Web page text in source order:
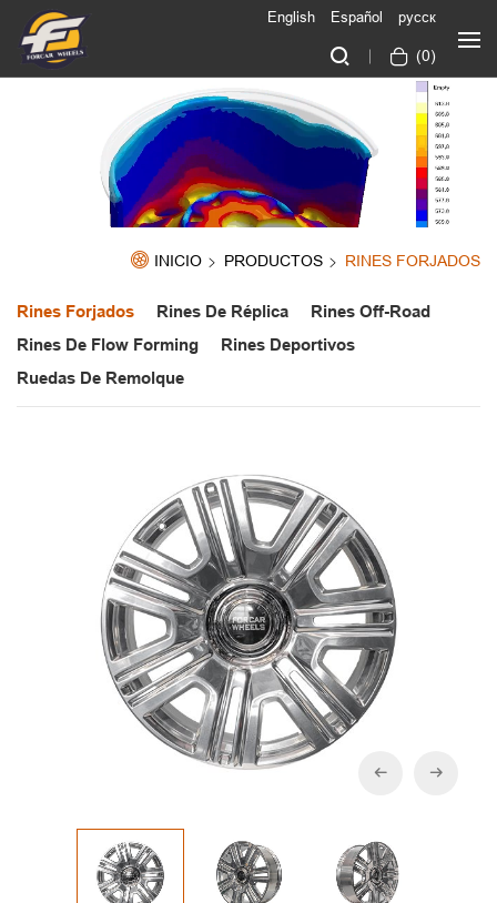
(0)
English Español русск
INICIO PRODUCTOS RINES FORJADOS
Rines Forjados Rines De Réplica
Rines Off-Road
Rines De Flow Forming
Rines Deportivos
Ruedas De Remolque